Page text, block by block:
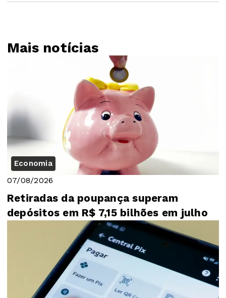
Mais notícias
Economia
07/08/2026
Retiradas da poupança superam
depósitos em R$ 7,15 bilhões em julho